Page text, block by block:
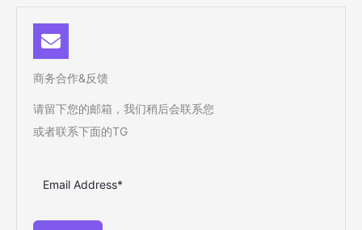
商务合作&反馈
请留下您的邮箱，我们稍后会联系您
或者联系下面的TG